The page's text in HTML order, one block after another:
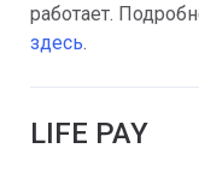
работает.
здесь.
LIFE PAY